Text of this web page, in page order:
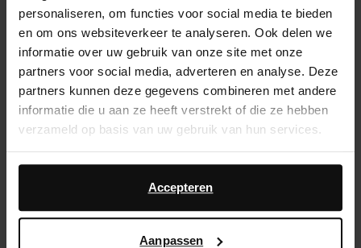
personaliseren, om functies voor social media te bieden
en om ons websiteverkeer te analyseren. Ook delen we
informatie over uw gebruik van onze site met onze
partners voor social media, adverteren en analyse. Deze
partners kunnen deze gegevens combineren met andere
informatie die u aan ze heeft verstrekt of die ze hebben
verzameld op basis van uw gebruik van hun services.
Daarnaast werken wij samen met Google voor
advertentie- en meetdoeleinden. Meer informatie over
hoe Google uw persoonsgegevens gebruikt, vindt u op
Accepteren
Aanpassen
Product omschrijving
Zwarte leren ballerina's van Sacha met gespsluiting en
zilverkleurige details. De ballerina's hebben een lage
hak van 1 cm. De flats zijn volledig gemaakt van leer,
verzorg ze daarom met de Collonil Carbon Pro.
Product details
Bezorgen & retour